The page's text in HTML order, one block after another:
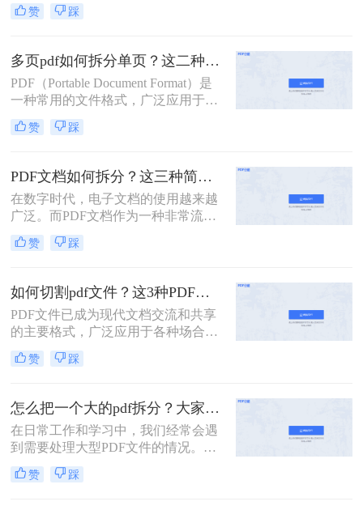
睐。然而，有时我们可能需要对一个
单独处理或分享其中的某一部分。那
么多页pdf如何拆分呢？本文将详细介
绍几种拆分多页PDF的方法，帮助读
者轻松应对这一需求。
赞 踩
多页pdf如何拆分单页？这二种方法可以有效解决你的问题！
PDF（Portable Document Format）是
一种常用的文件格式，广泛应用于文
档分享、电子书、合同签署等领域。
然而，有时我们可能需要将一个包含
页PDF文件，以便于更灵活地管理和
使用。那么多页pdf如何拆分单页呢？
本文将详细介绍几种拆分多页PDF为
单页PDF的方法，帮助读者轻松应对
这一需求。
赞 踩
PDF文档如何拆分？这三种简单方法可以学习！
在数字时代，电子文档的使用越来越
广泛。而PDF文档作为一种非常流行
的电子文档格式，常常用于存储和传
输各种类型的文件。然而，有时候我
时候就需要将PDF文档拆分为多个部
分。本文将介绍PDF文档如何拆分，
并提供了几种实用的方法。
赞 踩
如何切割pdf文件？这3种PDF分割方法很简单!
PDF文件已成为现代文档交流和共享
的主要格式，广泛应用于各种场合，
如商务、教育、科研等。但是，PDF
文件通常比较大，内容较多，如果需
往往会比较麻烦。为了解决这些问
题，我们需要一款方便易用的PDF文
件切割工具。那么如何切割pdf文件？
一个工具轻松搞定！一起来看看吧。
赞 踩
怎么把一个大的pdf拆分？大家试试这二种常用方法！
在日常工作和学习中，我们经常会遇
到需要处理大型PDF文件的情况。当
这些文件过于庞大，包含多个章节或
页面时，我们可能会希望将其拆分成
赞 踩